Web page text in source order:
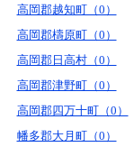
高岡郡越知町（0）
高岡郡檮原町（0）
高岡郡日高村（0）
高岡郡津野町（0）
高岡郡四万十町（0）
幡多郡大月町（0）